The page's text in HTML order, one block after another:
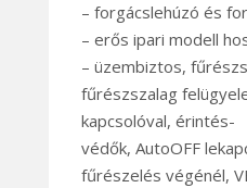
– forgácslehúzó és
– erős ipari modell
– üzembiztos,
fűrészszalag
kapcsolóval, érintés-
védők, AutoOFF
fűrészelés végénél,